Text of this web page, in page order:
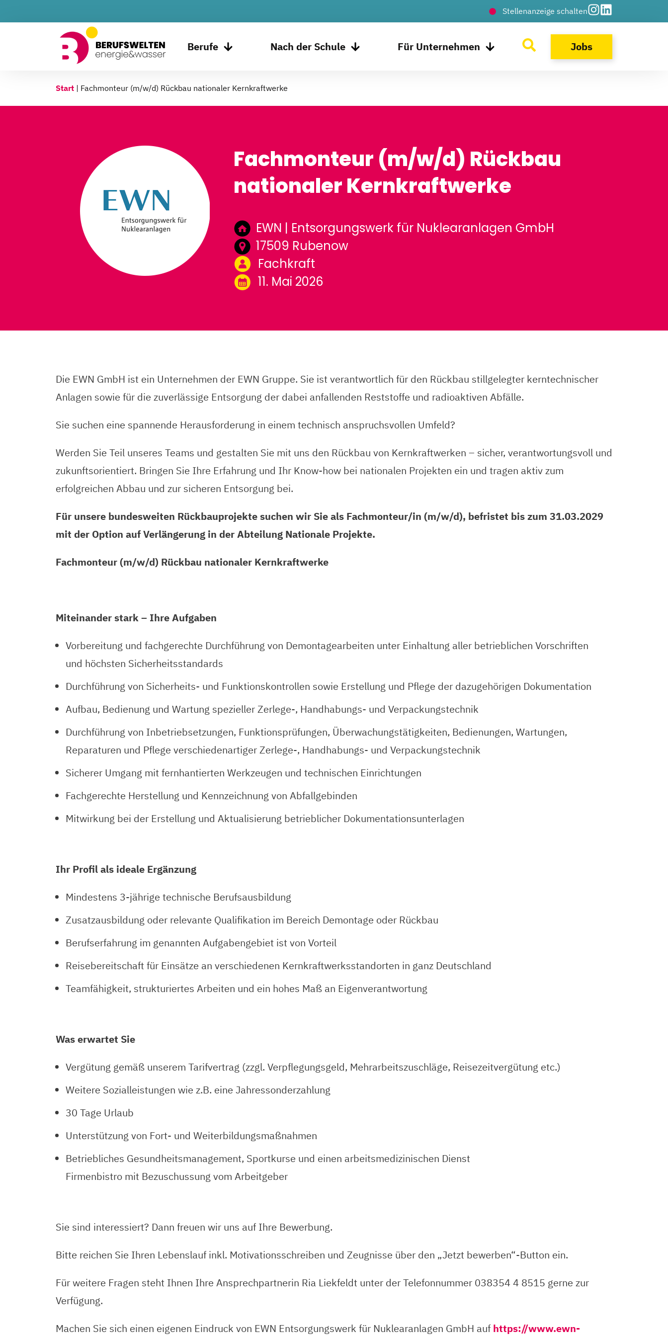
Stellenanzeige schalten
Berufe Nach der Schule Für Unternehmen Jobs
Start | Fachmonteur (m/w/d) Rückbau nationaler Kernkraftwerke
Fachmonteur (m/w/d) Rückbau
nationaler Kernkraftwerke
EWN | Entsorgungswerk für Nuklearanlagen GmbH
17509 Rubenow
Fachkraft
11. Mai 2026
Die EWN GmbH ist ein Unternehmen der EWN Gruppe. Sie ist verantwortlich für den Rückbau stillgelegter kerntechnischer
Anlagen sowie für die zuverlässige Entsorgung der dabei anfallenden Reststoffe und radioaktiven Abfälle.
Sie suchen eine spannende Herausforderung in einem technisch anspruchsvollen Umfeld?
Werden Sie Teil unseres Teams und gestalten Sie mit uns den Rückbau von Kernkraftwerken – sicher, verantwortungsvoll und
zukunftsorientiert. Bringen Sie Ihre Erfahrung und Ihr Know-how bei nationalen Projekten ein und tragen aktiv zum
erfolgreichen Abbau und zur sicheren Entsorgung bei.
Für unsere bundesweiten Rückbauprojekte suchen wir Sie als Fachmonteur/in (m/w/d), befristet bis zum 31.03.2029
mit der Option auf Verlängerung in der Abteilung Nationale Projekte.
Fachmonteur (m/w/d) Rückbau nationaler Kernkraftwerke
Miteinander stark – Ihre Aufgaben
Vorbereitung und fachgerechte Durchführung von Demontagearbeiten unter Einhaltung aller betrieblichen Vorschriften
und höchsten Sicherheitsstandards
Durchführung von Sicherheits- und Funktionskontrollen sowie Erstellung und Pflege der dazugehörigen Dokumentation
Aufbau, Bedienung und Wartung spezieller Zerlege-, Handhabungs- und Verpackungstechnik
Durchführung von Inbetriebsetzungen, Funktionsprüfungen, Überwachungstätigkeiten, Bedienungen, Wartungen,
Reparaturen und Pflege verschiedenartiger Zerlege-, Handhabungs- und Verpackungstechnik
Sicherer Umgang mit fernhantierten Werkzeugen und technischen Einrichtungen
Fachgerechte Herstellung und Kennzeichnung von Abfallgebinden
Mitwirkung bei der Erstellung und Aktualisierung betrieblicher Dokumentationsunterlagen
Ihr Profil als ideale Ergänzung
Mindestens 3-jährige technische Berufsausbildung
Zusatzausbildung oder relevante Qualifikation im Bereich Demontage oder Rückbau
Berufserfahrung im genannten Aufgabengebiet ist von Vorteil
Reisebereitschaft für Einsätze an verschiedenen Kernkraftwerksstandorten in ganz Deutschland
Teamfähigkeit, strukturiertes Arbeiten und ein hohes Maß an Eigenverantwortung
Was erwartet Sie
Vergütung gemäß unserem Tarifvertrag (zzgl. Verpflegungsgeld, Mehrarbeitszuschläge, Reisezeitvergütung etc.)
Weitere Sozialleistungen wie z.B. eine Jahressonderzahlung
30 Tage Urlaub
Unterstützung von Fort- und Weiterbildungsmaßnahmen
Betriebliches Gesundheitsmanagement, Sportkurse und einen arbeitsmedizinischen Dienst
Firmenbistro mit Bezuschussung vom Arbeitgeber
Sie sind interessiert? Dann freuen wir uns auf Ihre Bewerbung.
Bitte reichen Sie Ihren Lebenslauf inkl. Motivationsschreiben und Zeugnisse über den „Jetzt bewerben“-Button ein.
Für weitere Fragen steht Ihnen Ihre Ansprechpartnerin Ria Liekfeldt unter der Telefonnummer 038354 4 8515 gerne zur
Verfügung.
Machen Sie sich einen eigenen Eindruck von EWN Entsorgungswerk für Nuklearanlagen GmbH auf https://www.ewn-